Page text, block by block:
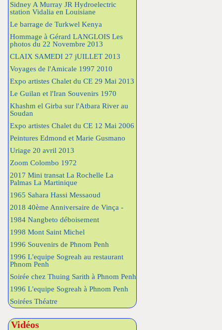
Sidney A Murray JR Hydroelectric
station Vidalia en Louisiane
Le barrage de Turkwel Kenya
Hommage à Gérard LANGLOIS Les
photos du 22 Novembre 2013
CLAIX SAMEDI 27 jUILLET 2013
Voyages de l'Amicale 1997 2010
Expo artistes Chalet du CE 29 Mai 2013
Le Guilan et l'Iran Souvenirs 1970
Khashm el Girba sur l'Atbara River au
Soudan
Expo artistes Chalet du CE 12 Mai 2006
Peintures Edmond et Marie Gusmano
Uriage 20 avril 2013
Zoom Colombo 1972
2017 Mini transat La Rochelle La
Palmas La Martinique
1965 Sahara Hassi Messaoud
2018 40ème Anniversaire de Vinça -
1984 Nangbeto déboisement
1998 Mont Saint Michel
1996 Souvenirs de Phnom Penh
1996 L'equipe Sogreah au restaurant
Phnom Penh
Soirée chez Thuing Sarith à Phnom Penh
1996 L'equipe Sogreah à Phnom Penh
Soirées Théatre
Vidéos